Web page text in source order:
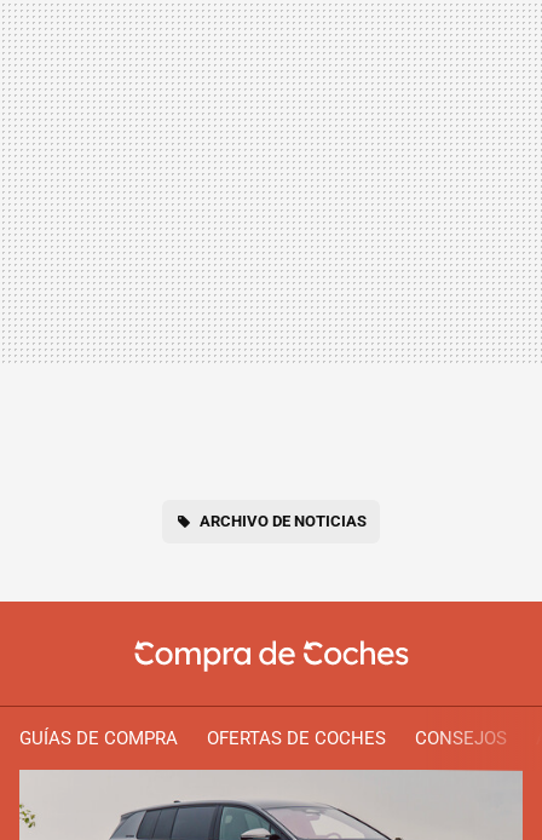
ARCHIVO DE NOTICIAS
GUÍAS DE COMPRA OFERTAS DE COCHES CONSEJOS